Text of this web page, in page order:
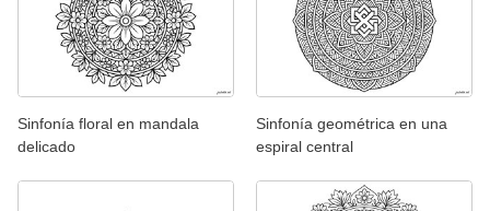
Sinfonía floral en mandala
delicado
Sinfonía geométrica en una
espiral central